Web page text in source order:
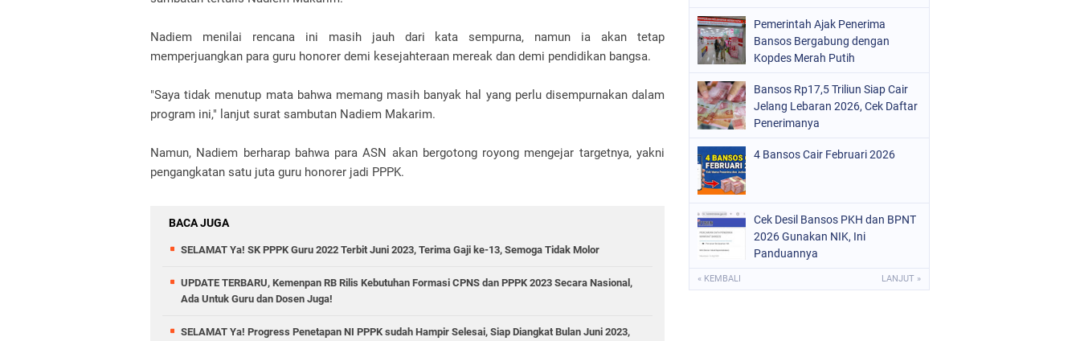
Nadiem menilai rencana ini masih jauh dari kata sempurna, namun ia akan tetap
memperjuangkan para guru honorer demi kesejahteraan mereak dan demi pendidikan bangsa.
"Saya tidak menutup mata bahwa memang masih banyak hal yang perlu disempurnakan dalam
program ini," lanjut surat sambutan Nadiem Makarim.
Namun, Nadiem berharap bahwa para ASN akan bergotong royong mengejar targetnya, yakni
pengangkatan satu juta guru honorer jadi PPPK.
BACA JUGA
SELAMAT Ya! SK PPPK Guru 2022 Terbit Juni 2023, Terima Gaji ke-13, Semoga Tidak Molor
UPDATE TERBARU, Kemenpan RB Rilis Kebutuhan Formasi CPNS dan PPPK 2023 Secara Nasional,
Ada Untuk Guru dan Dosen Juga!
SELAMAT Ya! Progress Penetapan NI PPPK sudah Hampir Selesai, Siap Diangkat Bulan Juni 2023,
Pemerintah Ajak Penerima
Bansos Bergabung dengan
Kopdes Merah Putih
Bansos Rp17,5 Triliun Siap Cair
Jelang Lebaran 2026, Cek Daftar
Penerimanya
4 Bansos Cair Februari 2026
Cek Desil Bansos PKH dan BPNT
2026 Gunakan NIK, Ini
Panduannya
« KEMBALI LANJUT »